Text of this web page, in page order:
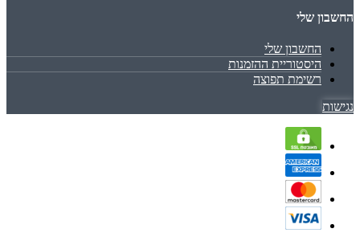
החשבון שלי
החשבון שלי
היסטוריית ההזמנות
רשימת תפוצה
נגישות